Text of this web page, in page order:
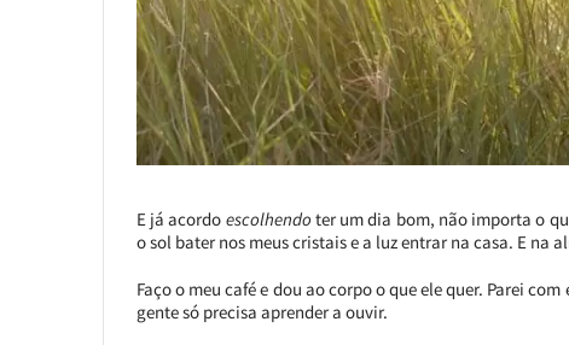
E já acordo escolhendo ter um dia bom, não importa o
o sol bater nos meus cristais e a luz entrar na casa. E na
Faço o meu café e dou ao corpo o que ele quer. Parei
gente só precisa aprender a ouvir.